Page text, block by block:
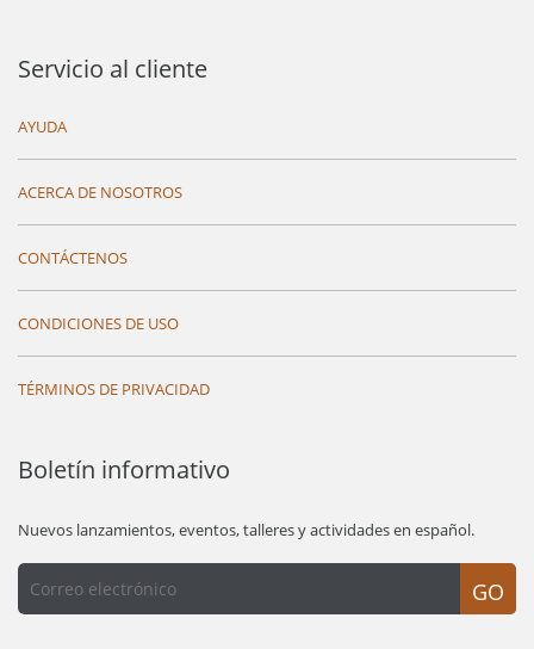
Servicio al cliente
AYUDA
ACERCA DE NOSOTROS
CONTÁCTENOS
CONDICIONES DE USO
TÉRMINOS DE PRIVACIDAD
Boletín informativo
Nuevos lanzamientos, eventos, talleres y actividades en español.
GO